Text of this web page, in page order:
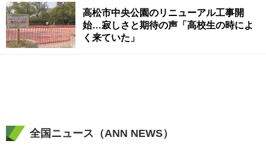
高松市中央公園のリニューアル工事開
始…寂しさと期待の声「高校生の時によ
く来ていた」
全国ニュース（ANN NEWS）